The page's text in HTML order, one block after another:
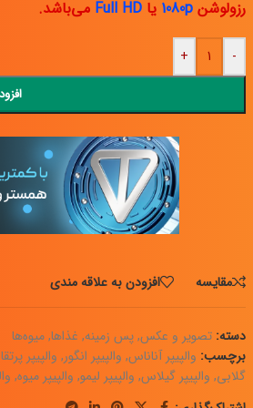
رزولوشن 1080p یا Full HD می‌باشد.
-
+
مقايسه افزودن به علاقه مندی
دسته: تصویر و عکس,پس زمینه, غذاها,میوه‌ها
برچسب: والپیپر آناناس, والپیپر انگور, والپیپر
گلابی, والپیپر گیلاس, والپیپر لیمو, والپیپر میوه,